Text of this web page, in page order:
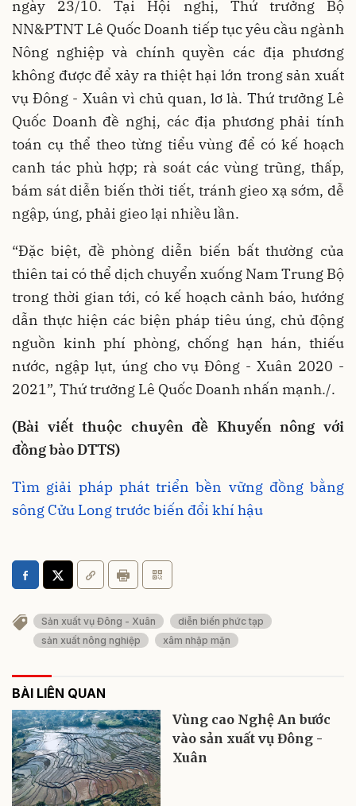
ngày 23/10. Tại Hội nghị, Thứ trưởng Bộ
NN&PTNT Lê Quốc Doanh tiếp tục yêu cầu ngành
Nông nghiệp và chính quyền các địa phương
không được để xảy ra thiệt hại lớn trong sản xuất
vụ Đông - Xuân vì chủ quan, lơ là. Thứ trưởng Lê
Quốc Doanh đề nghị, các địa phương phải tính
toán cụ thể theo từng tiểu vùng để có kế hoạch
canh tác phù hợp; rà soát các vùng trũng, thấp,
bám sát diễn biến thời tiết, tránh gieo xạ sớm, dễ
ngập, úng, phải gieo lại nhiều lần.
“Đặc biệt, đề phòng diễn biến bất thường của
thiên tai có thể dịch chuyển xuống Nam Trung Bộ
trong thời gian tới, có kế hoạch cảnh báo, hướng
dẫn thực hiện các biện pháp tiêu úng, chủ động
nguồn kinh phí phòng, chống hạn hán, thiếu
nước, ngập lụt, úng cho vụ Đông - Xuân 2020 -
2021”, Thứ trưởng Lê Quốc Doanh nhấn mạnh./.
(Bài viết thuộc chuyên đề Khuyến nông với
đồng bào DTTS)
Tìm giải pháp phát triển bền vững đồng bằng
sông Cửu Long trước biến đổi khí hậu
Sản xuất vụ Đông - Xuân
diễn biến phức tạp
sản xuất nông nghiệp
xâm nhập mặn
BÀI LIÊN QUAN
Vùng cao Nghệ An bước
vào sản xuất vụ Đông -
Xuân